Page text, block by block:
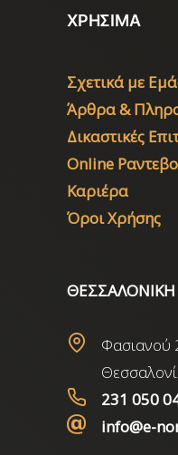
ΧΡΗΣΙΜΑ
Σχετικά με
Άρθρα &
Δικαστικές
Online
Καριέρα
Όροι Χρήσης
ΘΕΣΣΑΛΟΝΙΚΗ
Φασιανού
231 050
info@e-